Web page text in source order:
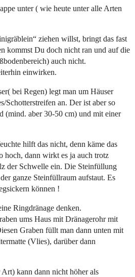
unter ( wie heute unter alle Arten
ziehen willst, bringt das fast
kommst Du doch nicht ran und auf die
auch nicht.
einwirken.
bei Regen) legt man um Häuser
Schotterstreifen an. Der ist aber so
(mind. aber 30-50 cm) und mit einer
hilft das nicht, denn käme das
hoch, dann wirkt es ja auch trotz
der Schwelle ein. Die Steinfüllung
ganze Steinfüllraum aufstaut. Es
können !
Ringdränage denken.
ums Haus mit Dränagerohr mit
Graben füllt man dann unten mit
(Vlies), darüber dann
kann dann nicht höher als